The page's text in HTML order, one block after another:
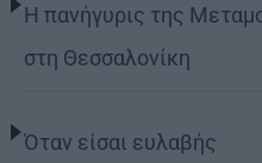
Η πανήγυρις της
στη Θεσσαλονίκη
Όταν είσαι ευλαβής